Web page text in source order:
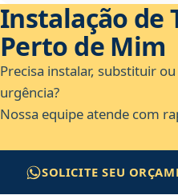
Instalação de
Perto de Mim
Precisa instalar, substituir
urgência?
Nossa equipe atende com
SOLICITE SEU